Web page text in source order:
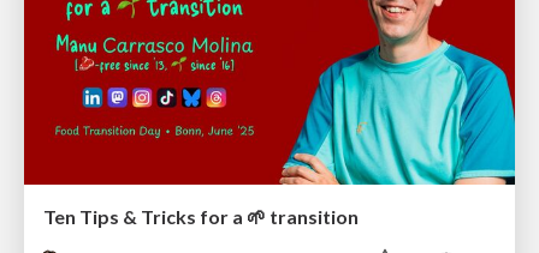
Ten Tips & Tricks for a 🌱 transition